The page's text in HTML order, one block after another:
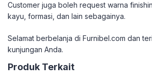
Customer juga boleh request warna
kayu, formasi, dan lain sebagainya.
Selamat berbelanja di Furnibel.com dan
kunjungan Anda.
Produk Terkait